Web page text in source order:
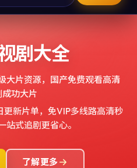
剧大全
片资源， 国产免费观看高清
成功大片
更新片单，免VIP多线路高清秒
站式追剧更省心。
了解更多